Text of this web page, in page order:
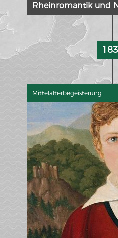
Rheinromantik und
Mittelalterbegeisterung